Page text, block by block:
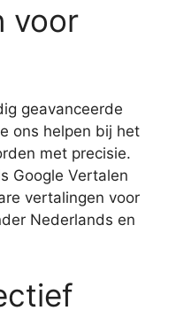
voor
geavanceerde
ons helpen bij het
met precisie.
Google Vertalen
vertalingen voor
Nederlands en